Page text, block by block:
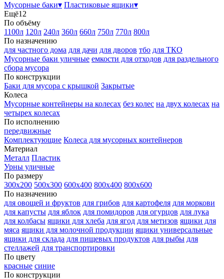
Мусорные баки▾ Пластиковые ящики▾
Ещё12
По объёму
1100л 120л 240л 360л 660л 750л 770л 800л
По назначению
для частного дома для дачи для дворов тбо для ТКО
Мусорные баки уличные емкости для отходов для раздельного
сбора мусора
По конструкции
Баки для мусора с крышкой Закрытые
Колеса
Мусорные контейнеры на колесах без колес на двух колесах на
четырех колесах
По исполнению
передвижные
Комплектующие Колеса для мусорных контейнеров
Материал
Металл Пластик
Урны уличные
По размеру
300х200 500х300 600х400 800х400 800х600
По назначению
для овощей и фруктов для грибов для картофеля для моркови
для капусты для яблок для помидоров для огурцов для лука
для колбасы ящики для хлеба для ягод для метизов ящики для
мяса ящики для молочной продукции ящики универсальные
ящики для склада для пищевых продуктов для рыбы для
стеллажей для транспортировки
По цвету
красные синие
По конструкции